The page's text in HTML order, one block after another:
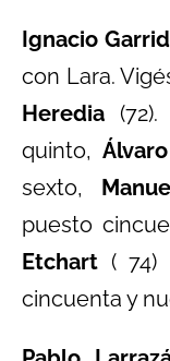
Ignacio
con Lara.
Heredia (72).
quinto,
sexto,
puesto
Etchart ( 74)
cincuenta y